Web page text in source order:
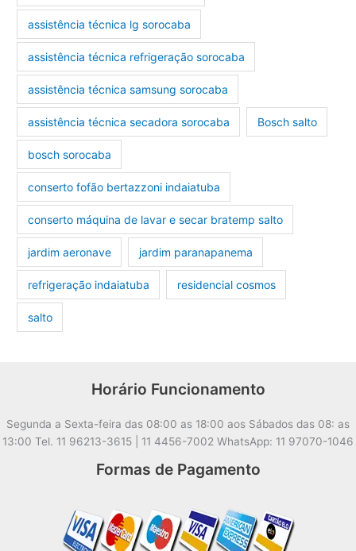
assistência técnica lg sorocaba
assistência técnica refrigeração sorocaba
assistência técnica samsung sorocaba
assistência técnica secadora sorocaba Bosch salto
bosch sorocaba
conserto fofão bertazzoni indaiatuba
conserto máquina de lavar e secar bratemp salto
jardim aeronave jardim paranapanema
refrigeração indaiatuba residencial cosmos
salto
Horário Funcionamento
Segunda a Sexta-feira das 08:00 as 18:00 aos Sábados das 08: as
13:00 Tel. 11 96213-3615 | 11 4456-7002 WhatsApp: 11 97070-1046
Formas de Pagamento